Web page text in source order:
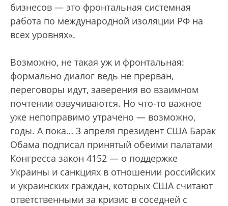
бизнесов — это фронтальная системная
работа по международной изоляции РФ на
всех уровнях».
Возможно, не такая уж и фронтальная:
формально диалог ведь не прерван,
переговоры идут, заверения во взаимном
почтении озвучиваются. Но что-то важное
уже непоправимо утрачено — возможно,
годы. А пока… 3 апреля президент США Барак
Обама подписал принятый обеими палатами
Конгресса закон 4152 — о поддержке
Украины и санкциях в отношении российских
и украинских граждан, которых США считают
ответственными за кризис в соседней с